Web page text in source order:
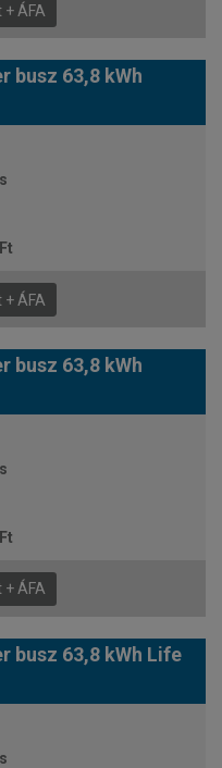
+ ÁFA
busz 63,8 kWh
+ ÁFA
busz 63,8 kWh
+ ÁFA
busz 63,8 kWh Life